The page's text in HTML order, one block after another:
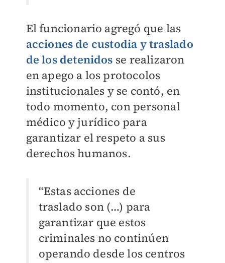
El funcionario agregó que las
acciones de custodia y traslado
de los detenidos se realizaron
en apego a los protocolos
institucionales y se contó, en
todo momento, con personal
médico y jurídico para
garantizar el respeto a sus
derechos humanos.
“Estas acciones de
traslado son (…) para
garantizar que estos
criminales no continúen
operando desde los centros